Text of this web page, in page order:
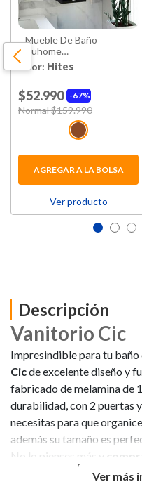
Mueble De Baño
Tuhome
Almacenamiento
Barcelona / 1 Puerta
Por: Hites
67%
$52.990
Price reduced from
Normal $159.990
AGREGAR A LA BOLSA
Ver producto
Descripción
Vanitorio Cic
Impresindible para tu baño
Cicde excelente diseño y
fabricado de melamina de
durabilidad, con 2 puertas
necesitas para que
además su tamaño es
Ver más